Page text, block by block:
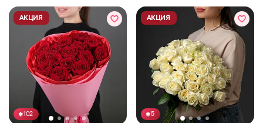
102
АКЦИЯ
5
АКЦИЯ